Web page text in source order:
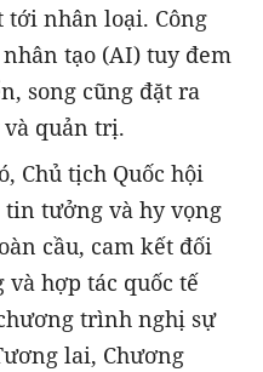
tới nhân loại. Công
tạo (AI) tuy đem
song cũng đặt ra
quản trị.
Chủ tịch Quốc hội
tin tưởng và hy vọng
cầu, cam kết đối
hợp tác quốc tế
trình nghị sự
lai, Chương